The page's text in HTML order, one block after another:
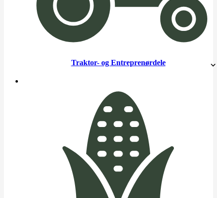
Traktor- og Entreprenørdele